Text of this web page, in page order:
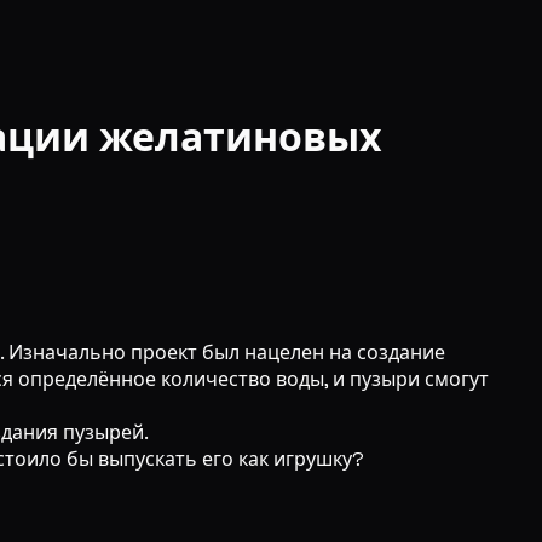
желатиновых
проект был нацелен на создание
определённое количество воды, и пузыри смогут
пузырей.
бы выпускать его как игрушку?